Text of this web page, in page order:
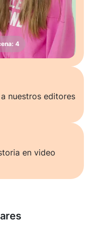
nuestros editores
en video